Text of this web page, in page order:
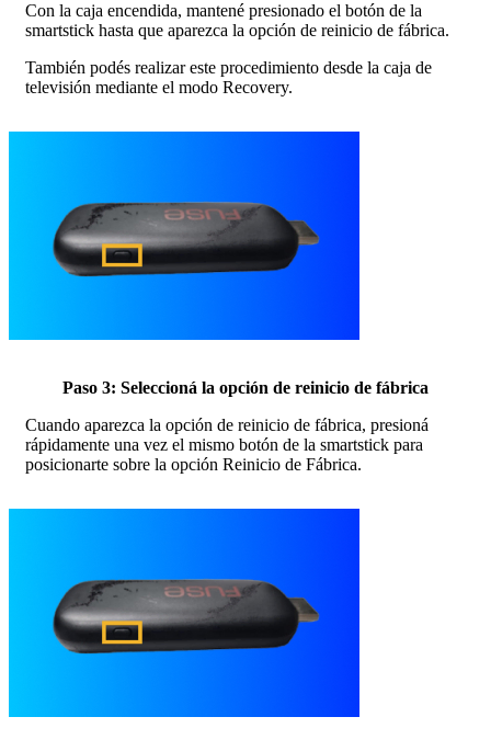
Con la caja encendida, mantené presionado el botón de la
smartstick hasta que aparezca la opción de reinicio de fábrica.
También podés realizar este procedimiento desde la caja de
televisión mediante el modo Recovery.
Paso 3: Seleccioná la opción de reinicio de fábrica
Cuando aparezca la opción de reinicio de fábrica, presioná
rápidamente una vez el mismo botón de la smartstick para
posicionarte sobre la opción Reinicio de Fábrica.